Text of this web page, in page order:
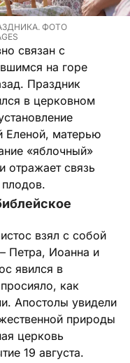
ФОТО
связан с
на горе
Праздник
в церковном
Еленой, матерью
«яблочный»
отражает связь
взял с собой
Петра, Иоанна и
явился в
как
Апостолы увидели
природы
церковь
19 августа.